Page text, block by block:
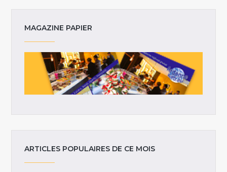
MAGAZINE PAPIER
ARTICLES POPULAIRES DE CE MOIS